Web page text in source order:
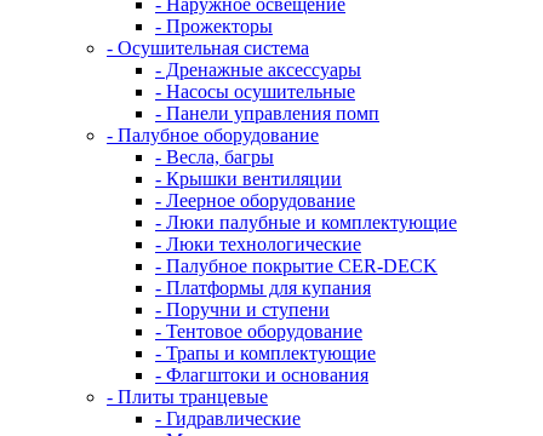
- Прожекторы
- Осушительная система
- Дренажные аксессуары
- Насосы осушительные
- Панели управления помп
- Палубное оборудование
- Весла, багры
- Крышки вентиляции
- Леерное оборудование
- Люки палубные и комплектующие
- Люки технологические
- Палубное покрытие CER-DECK
- Платформы для купания
- Поручни и ступени
- Тентовое оборудование
- Трапы и комплектующие
- Флагштоки и основания
- Плиты транцевые
- Гидравлические